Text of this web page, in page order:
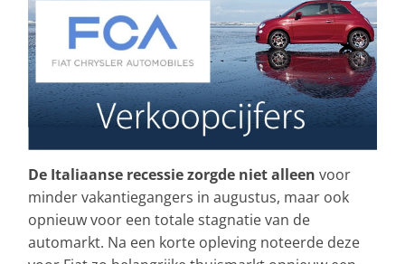
De Italiaanse recessie zorgde niet alleen voor
minder vakantiegangers in augustus, maar ook
opnieuw voor een totale stagnatie van de
automarkt. Na een korte opleving noteerde deze